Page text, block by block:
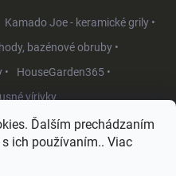
Ďalším prechádzaním
ich používaním.. Viac
Kamado Joe - keramické grily •
bazénové obruby •
•
HouseGarden365 •
vírivky